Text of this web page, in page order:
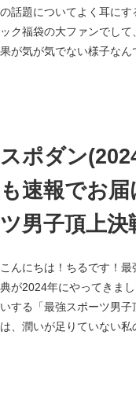
の話題についてよく耳に
ック福袋の大ファンでし
果が気が気でない様子な
スポダン
も速報でお
ツ男子頂上決
こんにちは！ちるです！
典が2024年にやってきま
いする「最強スポーツ男子
は、潤いが足りていない